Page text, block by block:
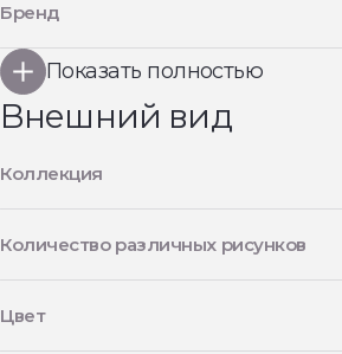
Бренд
Показать полностью
Внешний вид
Коллекция
Количество различных рисунков
Цвет